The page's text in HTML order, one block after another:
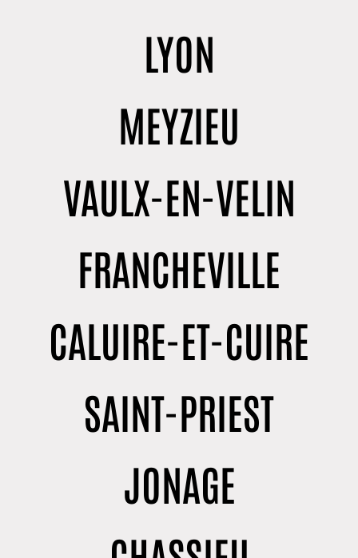
LYON
MEYZIEU
VAULX-EN-VELIN
FRANCHEVILLE
CALUIRE-ET-CUIRE
SAINT-PRIEST
JONAGE